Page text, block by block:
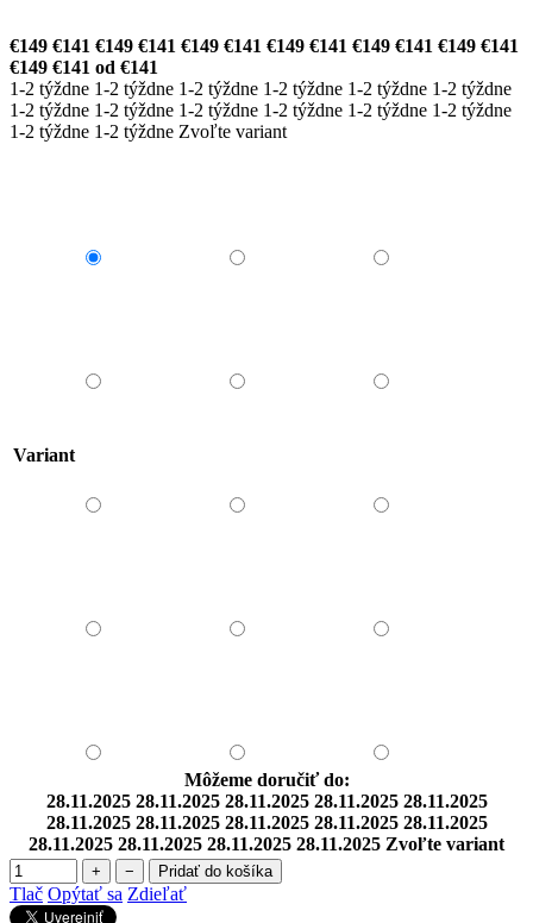
€149 €141 €149 €141 €149 €141 €149 €141 €149 €141 €149 €141
€149 €141 od €141
1-2 týždne 1-2 týždne 1-2 týždne 1-2 týždne 1-2 týždne 1-2 týždne
1-2 týždne 1-2 týždne 1-2 týždne 1-2 týždne 1-2 týždne 1-2 týždne
1-2 týždne 1-2 týždne Zvoľte variant
Variant
Môžeme doručiť do:
28.11.2025 28.11.2025 28.11.2025 28.11.2025 28.11.2025
28.11.2025 28.11.2025 28.11.2025 28.11.2025 28.11.2025
28.11.2025 28.11.2025 28.11.2025 28.11.2025 Zvoľte variant
+ − Pridať do košíka
Tlač Opýtať sa Zdieľať